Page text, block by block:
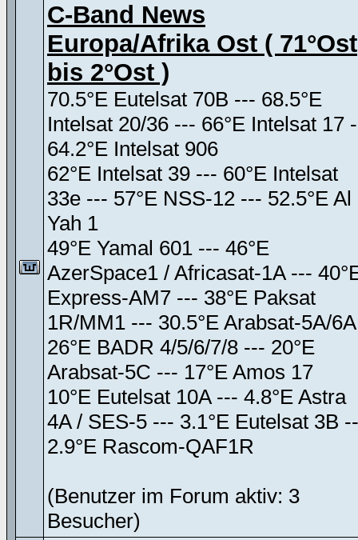
C-Band News
Europa/Afrika Ost ( 71°Ost
bis 2°Ost )
70.5°E Eutelsat 70B --- 68.5°E
Intelsat 20/36 --- 66°E Intelsat 17
64.2°E Intelsat 906
62°E Intelsat 39 --- 60°E Intelsat
33e --- 57°E NSS-12 --- 52.5°E Al
Yah 1
49°E Yamal 601 --- 46°E
AzerSpace1 / Africasat-1A ---
Express-AM7 --- 38°E Paksat
1R/MM1 --- 30.5°E Arabsat-5A/6A
26°E BADR 4/5/6/7/8 --- 20°E
Arabsat-5C --- 17°E Amos 17
10°E Eutelsat 10A --- 4.8°E Astra
4A / SES-5 --- 3.1°E Eutelsat 3B
2.9°E Rascom-QAF1R
(Benutzer im Forum aktiv: 3
Besucher)